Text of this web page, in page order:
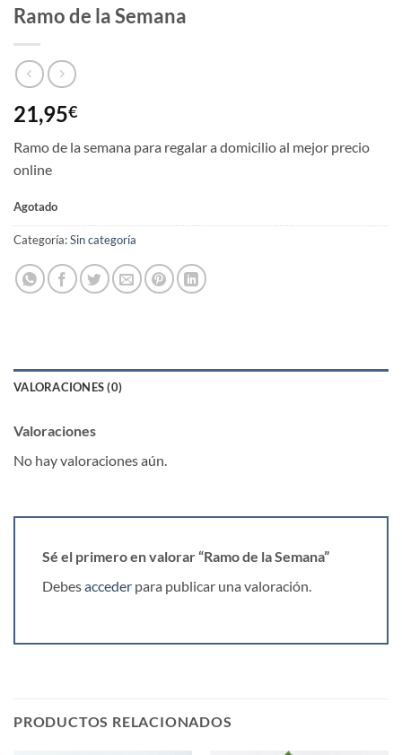
Ramo de la Semana
21,95€
Ramo de la semana para regalar a domicilio al mejor precio
online
Agotado
Categoría:Sin categoría
VALORACIONES (0)
Valoraciones
No hay valoraciones aún.
Sé el primero en valorar “Ramo de la Semana”
Debesacceder para publicar una valoración.
PRODUCTOS RELACIONADOS